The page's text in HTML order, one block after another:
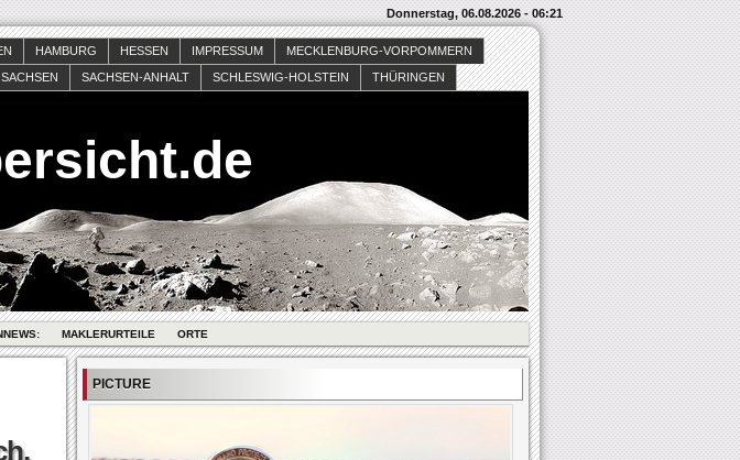
Donnerstag, 06.08.2026 - 06:21
HAMBURG HESSEN IMPRESSUM
MECKLENBURG-VORPOMMERN
SACHSEN SACHSEN-ANHALT SCHLESWIG-HOLSTEIN THÜRINGEN
MAKLERURTEILE ORTE
PICTURE